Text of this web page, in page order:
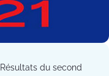
Résultats du second